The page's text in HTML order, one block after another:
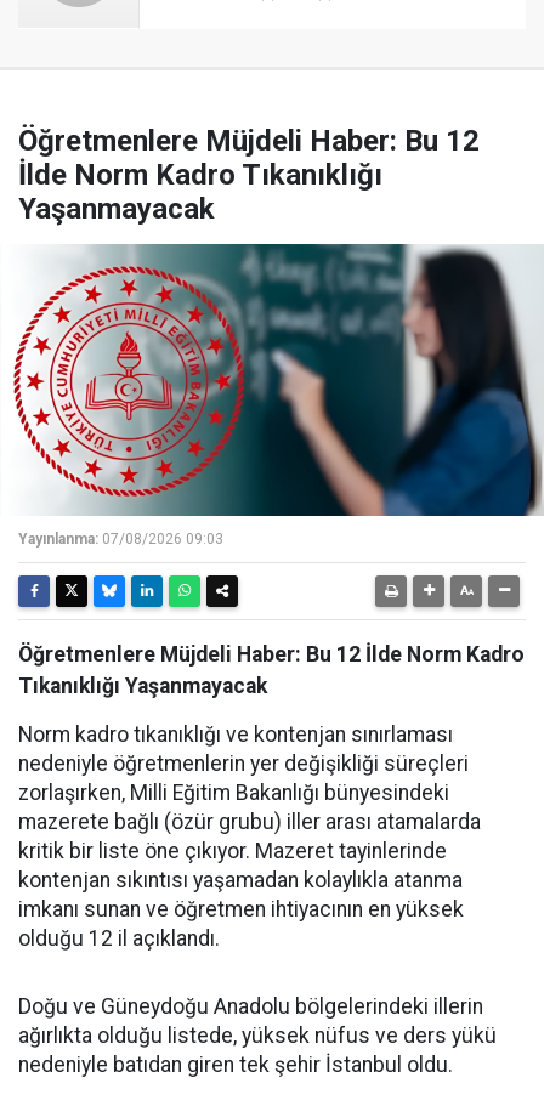
Öğretmenlere Müjdeli Haber: Bu 12
İlde Norm Kadro Tıkanıklığı
Yaşanmayacak
Yayınlanma: 07/08/2026 09:03
Öğretmenlere Müjdeli Haber: Bu 12 İlde Norm Kadro
Tıkanıklığı Yaşanmayacak
Norm kadro tıkanıklığı ve kontenjan sınırlaması
nedeniyle öğretmenlerin yer değişikliği süreçleri
zorlaşırken, Milli Eğitim Bakanlığı bünyesindeki
mazerete bağlı (özür grubu) iller arası atamalarda
kritik bir liste öne çıkıyor. Mazeret tayinlerinde
kontenjan sıkıntısı yaşamadan kolaylıkla atanma
imkanı sunan ve öğretmen ihtiyacının en yüksek
olduğu 12 il açıklandı.
Doğu ve Güneydoğu Anadolu bölgelerindeki illerin
ağırlıkta olduğu listede, yüksek nüfus ve ders yükü
nedeniyle batıdan giren tek şehir İstanbul oldu.